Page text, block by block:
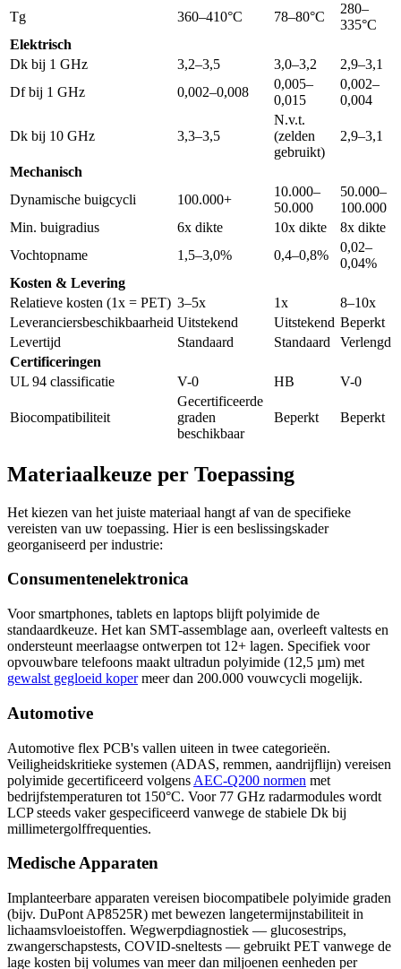
Tg
360–410°C 78–80°C
280–
335°C
Elektrisch
Dk bij 1 GHz
3,2–3,5 3,0–3,2
2,9–3,1
Df bij 1 GHz
0,002–0,008
0,005–
0,015
0,002–
0,004
Dk bij 10 GHz 3,3–3,5
N.v.t.
(zelden
gebruikt)
2,9–3,1
Mechanisch
Dynamische buigcycli
100.000+
10.000–
50.000
50.000–
100.000
Min. buigradius
6x dikte 10x dikte
8x dikte
Vochtopname
1,5–3,0% 0,4–0,8%
0,02–
0,04%
Kosten & Levering
Relatieve kosten (1x = PET) 3–5x 1x
8–10x
Leveranciersbeschikbaarheid Uitstekend Uitstekend Beperkt
Levertijd
Standaard Standaard
Verlengd
Certificeringen
UL 94 classificatie
V-0 HB V-0
Biocompatibiliteit
Gecertificeerde
graden
beschikbaar
Beperkt Beperkt
Materiaalkeuze per Toepassing
Het kiezen van het juiste materiaal hangt af van de specifieke
vereisten van uw toepassing. Hier is een beslissingskader
georganiseerd per industrie:
Consumentenelektronica
Voor smartphones, tablets en laptops blijft polyimide de
standaardkeuze. Het kan SMT-assemblage aan, overleeft valtests en
ondersteunt meerlaagse ontwerpen tot 12+ lagen. Specifiek voor
opvouwbare telefoons maakt ultradun polyimide (12,5 µm) met
gewalst gegloeid kopermeer dan 200.000 vouwcycli mogelijk.
Automotive
Automotive flex PCB's vallen uiteen in twee categorieën.
Veiligheidskritieke systemen (ADAS, remmen, aandrijflijn) vereisen
polyimide gecertificeerd volgens AEC-Q200 normen met
bedrijfstemperaturen tot 150°C. Voor 77 GHz radarmodules wordt
LCP steeds vaker gespecificeerd vanwege de stabiele Dk bij
millimetergolffrequenties.
Medische Apparaten
Implanteerbare apparaten vereisen biocompatibele polyimide graden
(bijv. DuPont AP8525R) met bewezen langetermijnstabiliteit in
lichaamsvloeistoffen. Wegwerpdiagnostiek — glucosestrips,
zwangerschapstests, COVID-sneltests — gebruikt PET vanwege de
lage kosten bij volumes van meer dan miljoenen eenheden per